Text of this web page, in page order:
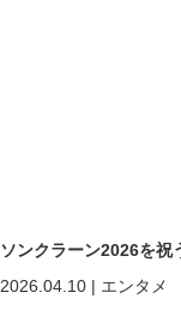
ソンクラーン2026を祝
2026.04.10 | エンタメ